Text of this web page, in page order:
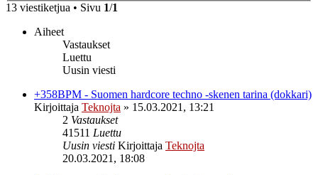
13 viestiketjua • Sivu 1/1
Aiheet
Vastaukset
Luettu
Uusin viesti
+358BPM - Suomen hardcore techno -skenen tarina (dokkari)
Kirjoittaja Teknojta » 15.03.2021, 13:21
2 Vastaukset
41511 Luettu
Uusin viesti Kirjoittaja Teknojta
20.03.2021, 18:08